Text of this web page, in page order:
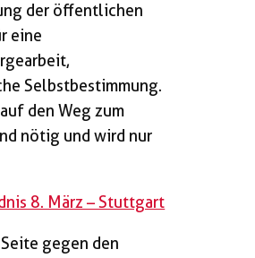
der öffentlichen
eine
Selbstbestimmung.
den Weg zum
nötig und wird nur
8. März – Stuttgart
gegen den